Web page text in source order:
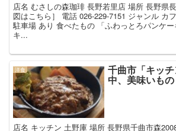
店名 むさしの森珈琲 長野若里店 場所 長野県
図はこちら］ 電話 026-229-7151 ジャンル カ
駐車場 あり 食べたもの 「ふわっとろパンケ
キ...
洋食 千曲市「キッ
中、美味いも
店名 キッチン 土野庫 場所 長野県千曲市森